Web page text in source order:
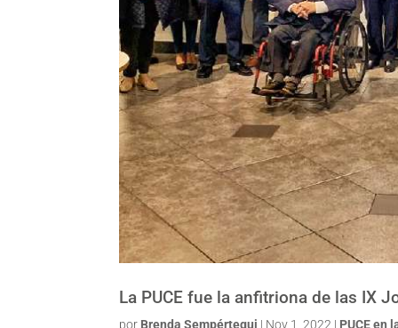
La PUCE fue la anfitriona de las IX
por Brenda Sempértegui | Nov 1, 2022 | PUCE en